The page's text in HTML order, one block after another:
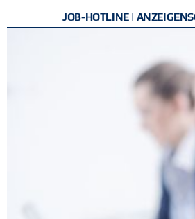
JOB-HOTLINE |